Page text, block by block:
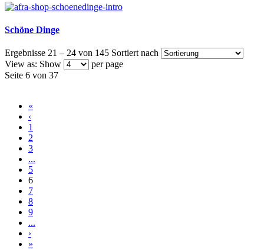
Schöne Dinge
Ergebnisse 21 – 24 von 145 Sortiert nach
View as: Show
per page
Seite 6 von 37
«
‹
1
2
3
...
5
6
7
8
9
...
›
»